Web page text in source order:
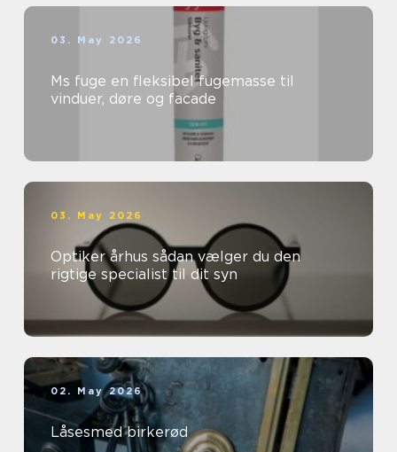
03. May 2026
Ms fuge en fleksibel fugemasse til
vinduer, døre og facade
03. May 2026
Optiker århus sådan vælger du den
rigtige specialist til dit syn
02. May 2026
Låsesmed birkerød